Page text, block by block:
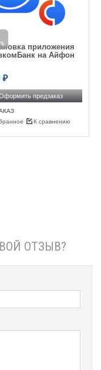
приложения
на Айфон
₽
предзаказ
К сравнению
ОТЗЫВ?